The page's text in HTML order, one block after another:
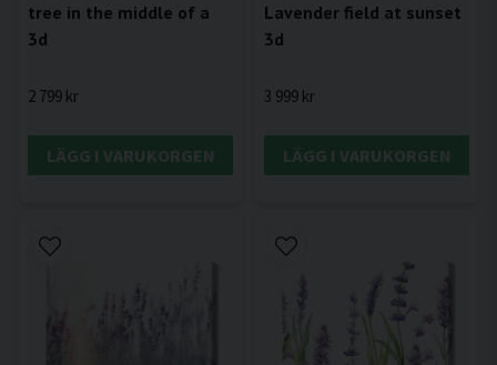
tree in the middle of a
3d
2 799 kr
LÄGG I VARUKORGEN
Lavender field at sunset
3d
3 999 kr
LÄGG I VARUKORGEN